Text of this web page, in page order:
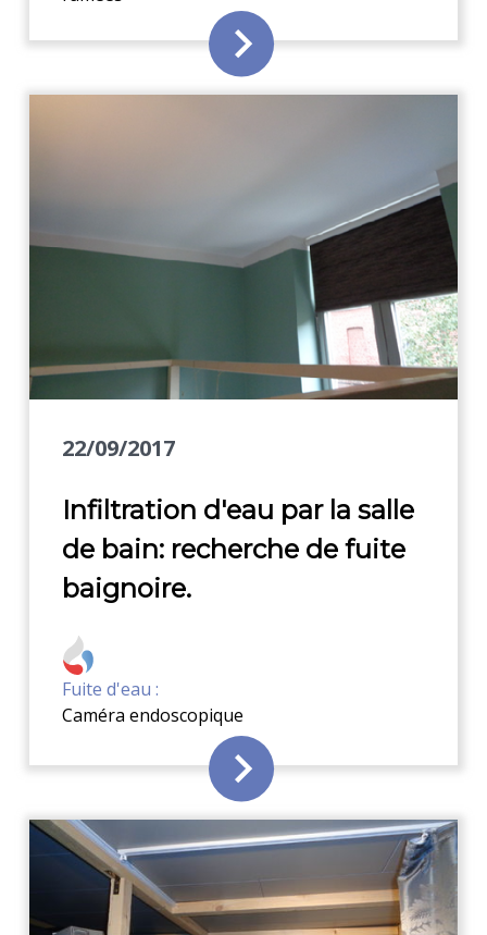
22/09/2017
Infiltration d'eau par la salle
de bain: recherche de fuite
baignoire.
Fuite d'eau :
Caméra endoscopique